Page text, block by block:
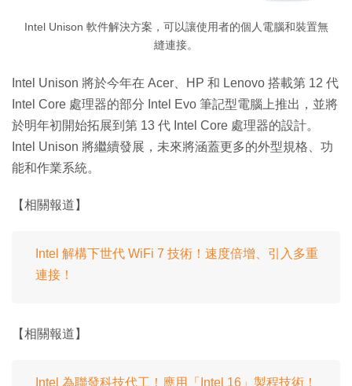
Intel Unison 軟件解決方案，可以讓使用者的個人電腦和裝置無
縫連接。
Intel Unison 將於今年在 Acer、HP 和 Lenovo 搭載第 12 代
Intel Core 處理器的部分 Intel Evo 筆記型電腦上推出，並將
於明年初開始拓展到第 13 代 Intel Core 處理器的設計。
Intel Unison 將繼續發展，未來將涵蓋更多的外型規格、功
能和作業系統。
【相關報道】
Intel 解構下世代 WiFi 7 技術！速度倍增、引入多重
連接！
【相關報道】
Intel 為聯發科技代工！應用「Intel 16」製程技術！